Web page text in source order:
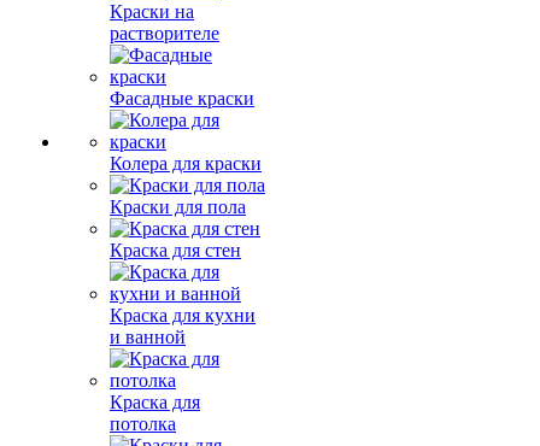
Краски на
растворителе
Фасадные краски
Колера для краски
Краски для пола
Краска для стен
Краска для кухни
и ванной
Краска для
потолка